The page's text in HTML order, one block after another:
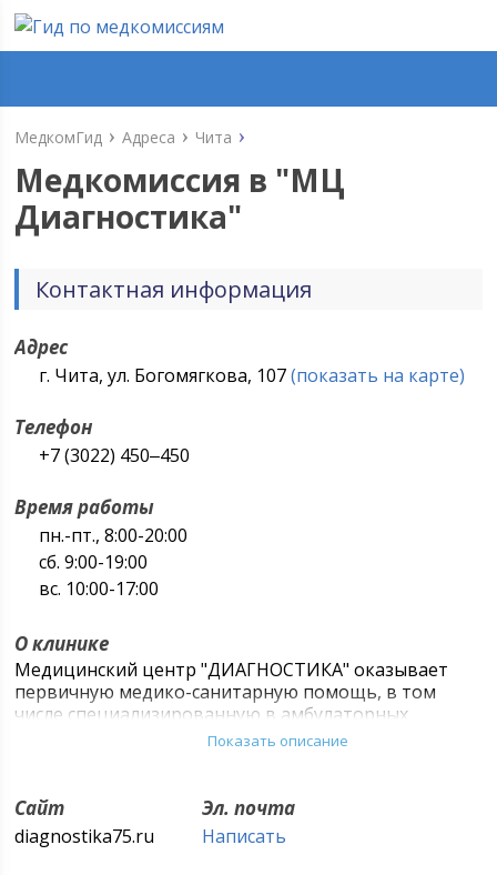
МедкомГид Адреса Чита
Медкомиссия в "МЦ
Диагностика"
Контактная информация
Адрес
г. Чита, ул. Богомягкова, 107(показать на карте)
Телефон
+7 (3022) 450‒450
Время работы
пн.-пт., 8:00-20:00
сб. 9:00-19:00
вс. 10:00-17:00
О клинике
Медицинский центр "ДИАГНОСТИКА" оказывает
первичную медико-санитарную помощь, в том
числе специализированную в амбулаторных
условиях в плановой и неотложной форме.
Показать описание
Сайт
diagnostika75.ru
Эл. почта
Написать